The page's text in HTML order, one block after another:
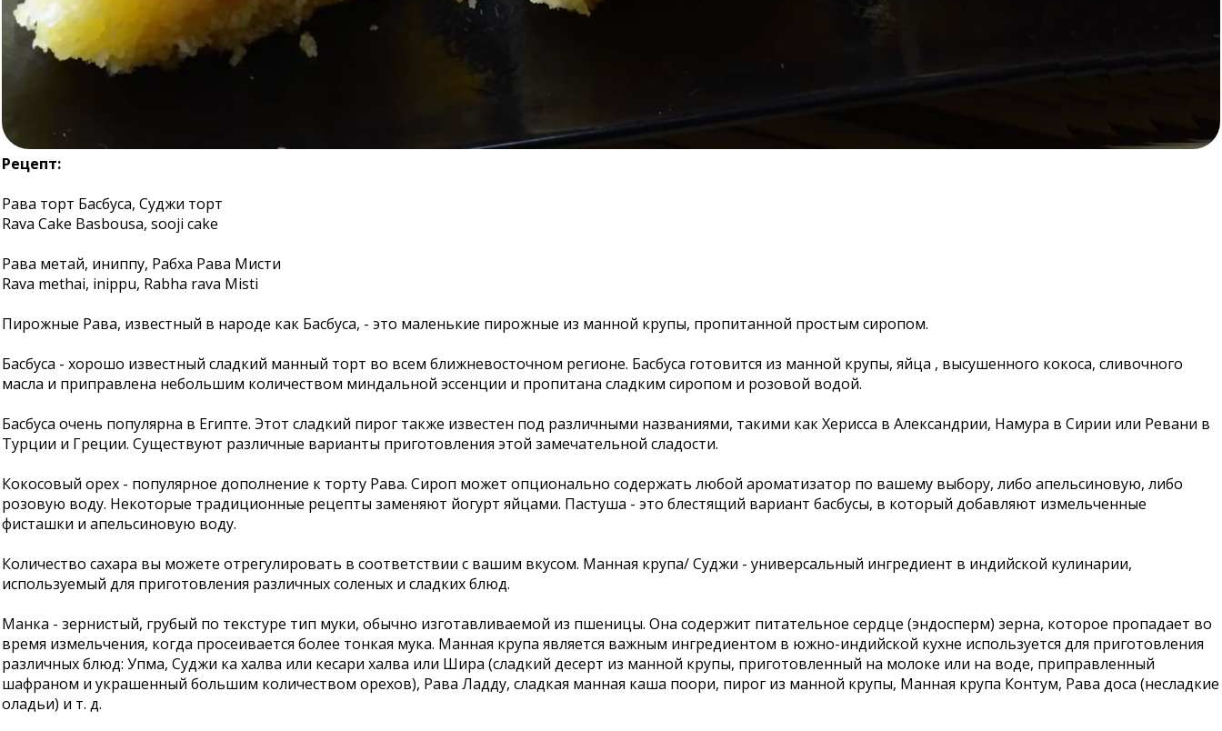
Рецепт:
Рава торт Басбуса, Суджи торт
Rava Cake Basbousa, sooji cake
Рава метай, иниппу, Рабха Рава Мисти
Rava methai, inippu, Rabha rava Misti
Пирожные Рава, известный в народе как Басбуса, - это маленькие пирожные из манной крупы, пропитанной простым сиропом.
Басбуса - хорошо известный сладкий манный торт во всем ближневосточном регионе. Басбуса готовится из манной крупы, яйца , высушенного кокоса, сливочного
масла и приправлена небольшим количеством миндальной эссенции и пропитана сладким сиропом и розовой водой.
Басбуса очень популярна в Египте. Этот сладкий пирог также известен под различными названиями, такими как Херисса в Александрии, Намура в Сирии или Ревани в
Турции и Греции. Существуют различные варианты приготовления этой замечательной сладости.
Кокосовый орех - популярное дополнение к торту Рава. Сироп может опционально содержать любой ароматизатор по вашему выбору, либо апельсиновую, либо
розовую воду. Некоторые традиционные рецепты заменяют йогурт яйцами. Пастуша - это блестящий вариант басбусы, в который добавляют измельченные
фисташки и апельсиновую воду.
Количество сахара вы можете отрегулировать в соответствии с вашим вкусом. Манная крупа/ Суджи - универсальный ингредиент в индийской кулинарии,
используемый для приготовления различных соленых и сладких блюд.
Манка - зернистый, грубый по текстуре тип муки, обычно изготавливаемой из пшеницы. Она содержит питательное сердце (эндосперм) зерна, которое пропадает во
время измельчения, когда просеивается более тонкая мука. Манная крупа является важным ингредиентом в южно-индийской кухне используется для приготовления
различных блюд: Упма, Суджи ка халва или кесари халва или Шира (сладкий десерт из манной крупы, приготовленный на молоке или на воде, приправленный
шафраном и украшенный большим количеством орехов), Рава Ладду, сладкая манная каша поори, пирог из манной крупы, Манная крупа Контум, Рава доса (несладкие
оладьи) и т. д.